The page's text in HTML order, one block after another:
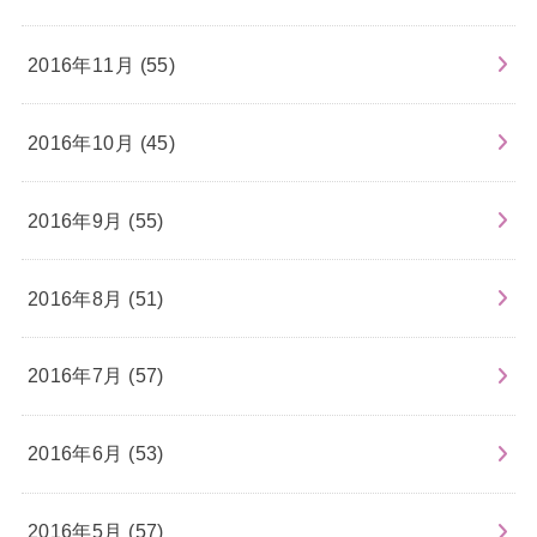
2016年11月 (55)
2016年10月 (45)
2016年9月 (55)
2016年8月 (51)
2016年7月 (57)
2016年6月 (53)
2016年5月 (57)